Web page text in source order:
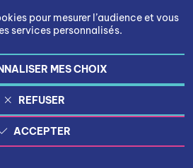
pour mesurer l’audience et vous
services personnalisés.
MES CHOIX
REFUSER
ACCEPTER